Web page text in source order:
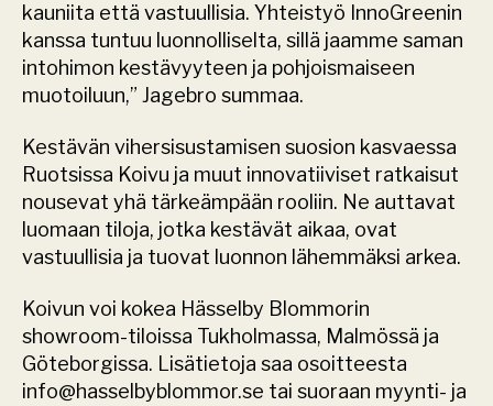
kauniita että vastuullisia. Yhteistyö InnoGreenin
kanssa tuntuu luonnolliselta, sillä jaamme saman
intohimon kestävyyteen ja pohjoismaiseen
muotoiluun,” Jagebro summaa.
Kestävän vihersisustamisen suosion kasvaessa
Ruotsissa Koivu ja muut innovatiiviset ratkaisut
nousevat yhä tärkeämpään rooliin. Ne auttavat
luomaan tiloja, jotka kestävät aikaa, ovat
vastuullisia ja tuovat luonnon lähemmäksi arkea.
Koivun voi kokea Hässelby Blommorin
showroom-tiloissa Tukholmassa, Malmössä ja
Göteborgissa. Lisätietoja saa osoitteesta
info@hasselbyblommor.se tai suoraan myynti- ja